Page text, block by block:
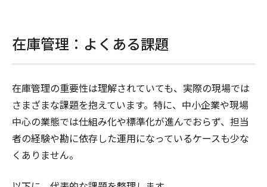
在庫管理：よくある課題
在庫管理の重要性は理解されていても、実際の現場では
さまざまな課題を抱えています。特に、中小企業や現場
中心の業態では仕組み化や標準化が進んでおらず、担当
者の経験や勘に依存した運用になっているケースも少な
くありません。